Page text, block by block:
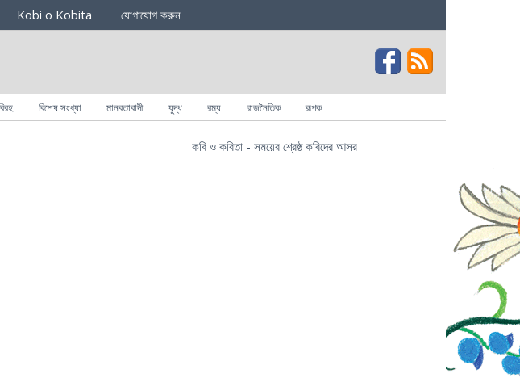
Kobi o Kobita যোগাযোগ করুন
বিশেষ সংখ্যা মানবতাবাদী যুদ্ধ রম্য রাজনৈতিক রূপক
কবি ও কবিতা - সময়ের শ্রেষ্ঠ কবিদের আসর